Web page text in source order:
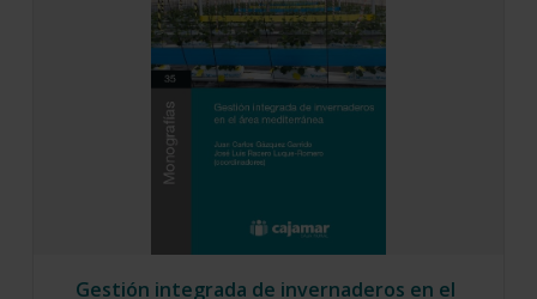
Gestión integrada de invernaderos en el